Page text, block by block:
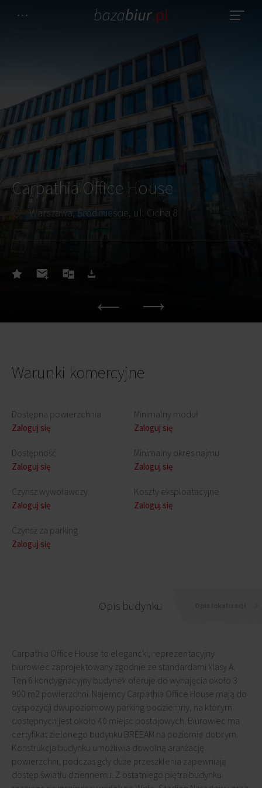
Carpathia Office House
Warszawa, Śródmieście, ul. Cicha 8
Warunki komercyjne
Dostępna powierzchnia
Zaloguj się
Dostępność
Zaloguj się
Czynsz wywoławczy
Zaloguj się
Czynsz za parking
Zaloguj się
Minimalny moduł
Zaloguj się
Minimalny okres najmu
Zaloguj się
Koszty eksploatacyjne
Zaloguj się
Opis budynku
Carpathia Office House to elegancki, reprezentacyjny
biurowiec zaprojektowany zgodnie ze standardami klasy A.
Ten 6 kondygnacyjny budynek oferuje do wynajęcia około 3
900 m2 powierzchni. Najemcy Carpathia Office House mają do
dyspozycji dwupoziomowy parking podziemny, na którym
dostępnych jest około 40 miejsc postojowych. Biurowiec ma
certyfikat zielonego budynku BREEAM na poziomie dobrym.
Konstrukcja budynku umożliwia dowolną aranżację
powierzchni, podczas gdy duże przeszklenia zapewniają
dostęp światłu dziennemu. Z ostatniego piętra budynku